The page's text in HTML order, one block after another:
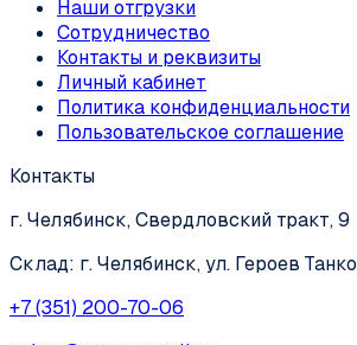
Наши отгрузки
Сотрудничество
Контакты и реквизиты
Личный кабинет
Политика конфиденциальности
Пользовательское соглашение
Контакты
г. Челябинск, Свердловский тракт, 9
Склад: г. Челябинск, ул. Героев
+7 (351) 200-70-06